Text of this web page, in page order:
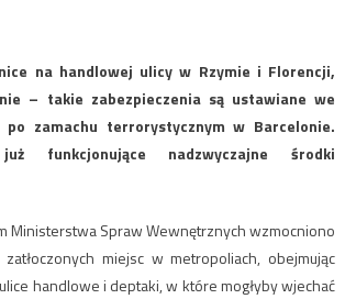
na handlowej ulicy w Rzymie i Florencji,
– takie zabezpieczenia są ustawiane we
po zamachu terrorystycznym w Barcelonie.
funkcjonujące nadzwyczajne środki
Ministerstwa Spraw Wewnętrznych wzmocniono
miejsc w metropoliach, obejmując
handlowe i deptaki, w które mogłyby wjechać